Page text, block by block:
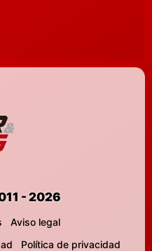
- 2026
Aviso legal
Política de privacidad